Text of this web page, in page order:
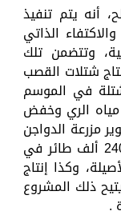
أنه يتم تنفيذ
الذاتي
وتتضمن تلك
شتلات القصب
بواقع 10 ملايين شتلة في الموسم
مياه الري وخفض
مزرعة الدواجن
التكاملية بقرية العزب بالفيوم، لإنتاج 240 ألف طائر في
وكذا إنتاج
ذلك المشروع